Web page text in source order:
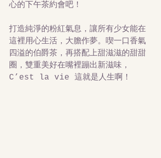
心的下午茶約會吧！
打造純淨的粉紅氣息，讓所有少女能在
這裡用心生活，大膽作夢。喫一口香氣
四溢的伯爵茶，再搭配上甜滋滋的甜甜
圈，雙重美好在嘴裡蹦出新滋味，
C’est la vie 這就是人生啊！